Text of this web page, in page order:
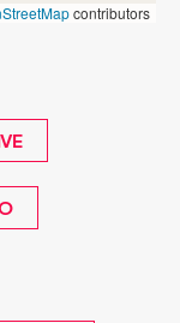
contributors